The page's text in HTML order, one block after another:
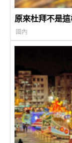
原來杜拜不是
國內